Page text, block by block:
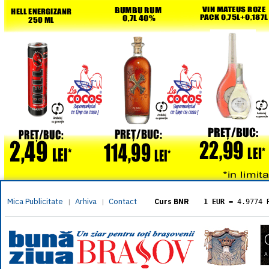
Mica Publicitate | Arhiva | Contact Curs BNR 1 EUR = 4.9774
= 5.8304
1 XAU= 464.4611
1 AED= 1.1933
1 AUD= 2.7957
1 BGN= 2.5449